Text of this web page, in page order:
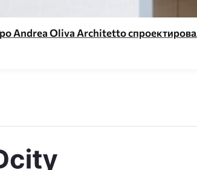
Andrea Oliva Architetto